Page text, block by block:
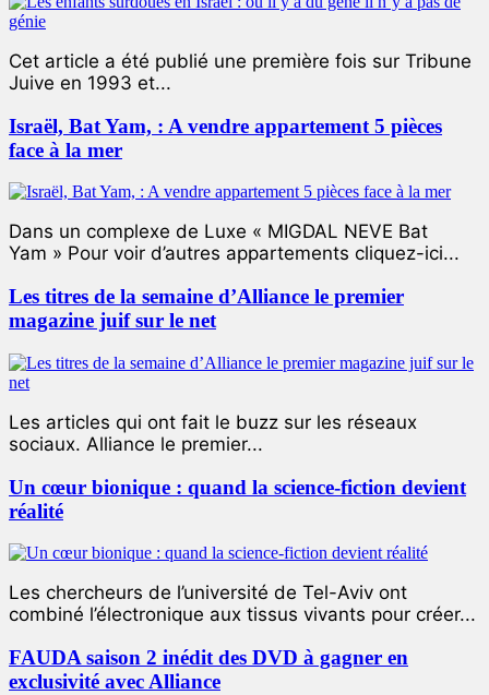
Cet article a été publié une première fois sur Tribune
Juive en 1993 et...
Israël, Bat Yam, : A vendre appartement 5 pièces
face à la mer
Dans un complexe de Luxe « MIGDAL NEVE Bat
Yam » Pour voir d’autres appartements cliquez-ici...
Les titres de la semaine d’Alliance le premier
magazine juif sur le net
Les articles qui ont fait le buzz sur les réseaux
sociaux. Alliance le premier...
Un cœur bionique : quand la science-fiction devient
réalité
Les chercheurs de l’université de Tel-Aviv ont
combiné l’électronique aux tissus vivants pour créer...
FAUDA saison 2 inédit des DVD à gagner en
exclusivité avec Alliance